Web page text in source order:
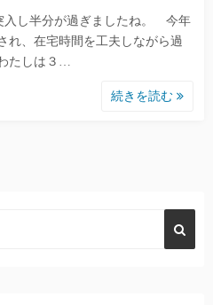
入し半分が過ぎましたね。 今年
れ、在宅時間を工夫しながら過
たしは３…
続きを読む